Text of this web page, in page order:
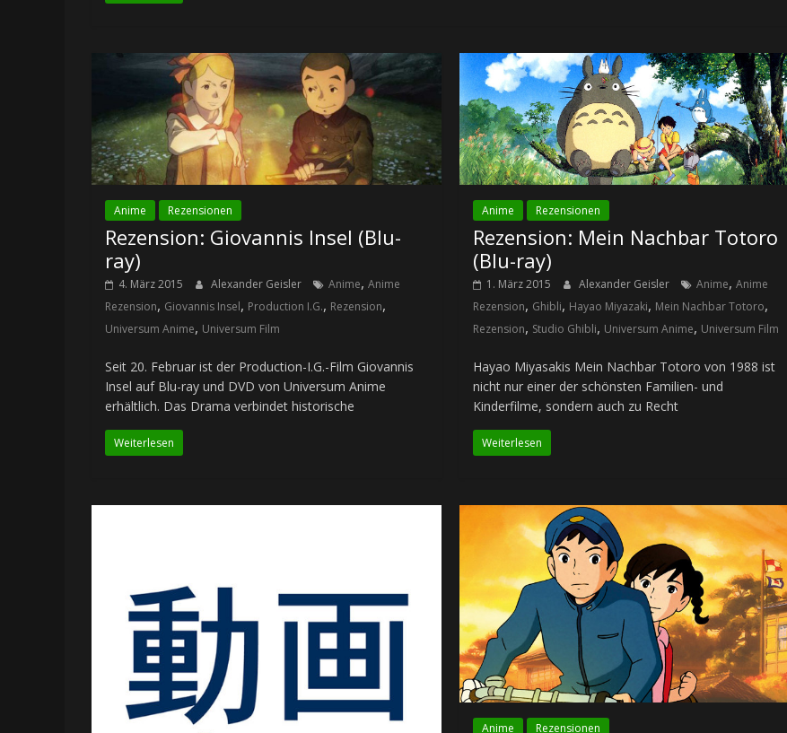
Anime Rezensionen
Rezension: Giovannis Insel (Blu-
ray)
4. März 2015 Alexander Geisler Anime, Anime
Rezension, Giovannis Insel, Production I.G., Rezension,
Universum Anime, Universum Film
Seit 20. Februar ist der Production-I.G.-Film Giovannis
Insel auf Blu-ray und DVD von Universum Anime
erhältlich. Das Drama verbindet historische
Weiterlesen
Anime Rezensionen
Rezension: Mein Nachbar Totoro
(Blu-ray)
1. März 2015 Alexander Geisler Anime,Anime
Rezension, Ghibli, Hayao Miyazaki, Mein Nachbar Totoro,
Rezension, Studio Ghibli, Universum Anime, Universum Film
Hayao Miyasakis Mein Nachbar Totoro von 1988 ist
nicht nur einer der schönsten Familien- und
Kinderfilme, sondern auch zu Recht
Weiterlesen
Anime Rezensionen